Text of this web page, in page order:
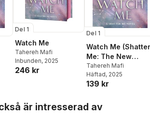
Del 1
Watch Me
Tahereh Mafi
Inbunden, 2025
246 kr
Del 1
Watch Me (Shatter
Me: The New
Republic)
Tahereh Mafi
Häftad, 2025
139 kr
är intresserad av